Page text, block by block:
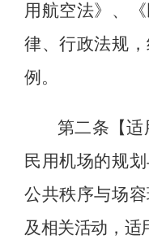
用航空法》、
律、行政法规
例。
第二条【适
民用机场的规
公共秩序与场
及相关活动，适